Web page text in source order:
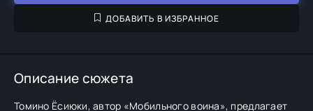
ДОБАВИТЬ В ИЗБРАННОЕ
Описание сюжета
Томино Ёсиюки, автор «Мобильного воина», предлагает